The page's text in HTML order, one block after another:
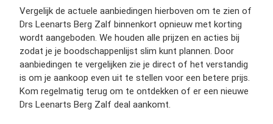
Vergelijk de actuele aanbiedingen hierboven om te zien of
Drs Leenarts Berg Zalf binnenkort opnieuw met korting
wordt aangeboden. We houden alle prijzen en acties bij
zodat je je boodschappenlijst slim kunt plannen. Door
aanbiedingen te vergelijken zie je direct of het verstandig
is om je aankoop even uit te stellen voor een betere prijs.
Kom regelmatig terug om te ontdekken of er een nieuwe
Drs Leenarts Berg Zalf deal aankomt.